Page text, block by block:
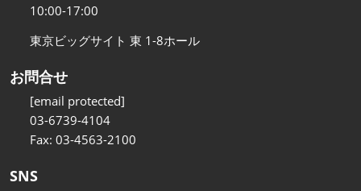
10:00-17:00
東京ビッグサイト 東 1-8ホール
お問合せ
[email protected]
03-6739-4104
Fax: 03-4563-2100
SNS